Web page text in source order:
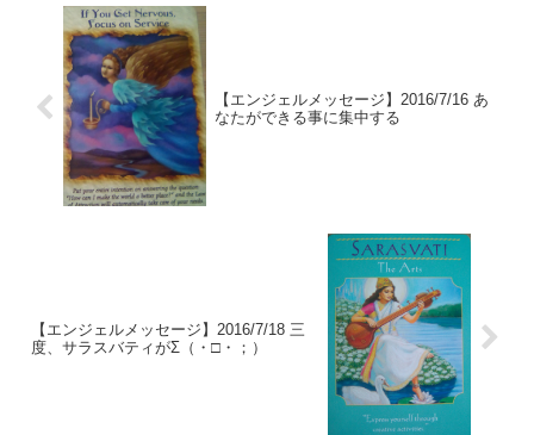
【エンジェルメッセージ】2016/7/16 あ
なたができる事に集中する
【エンジェルメッセージ】2016/7/18 三
度、サラスバティがΣ（・□・；）